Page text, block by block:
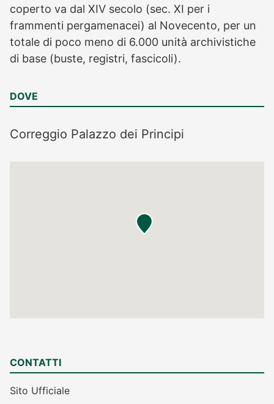
coperto va dal XIV secolo (sec. XI per i
frammenti pergamenacei) al Novecento, per un
totale di poco meno di 6.000 unità archivistiche
di base (buste, registri, fascicoli).
DOVE
Correggio Palazzo dei Principi
CONTATTI
Sito Ufficiale